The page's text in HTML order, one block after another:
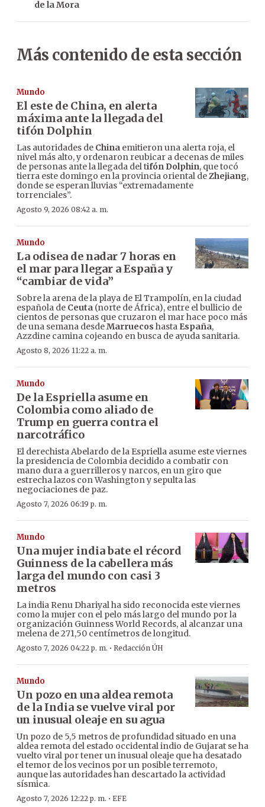
de la Mora
Más contenido de esta sección
Mundo
El este de China, en alerta
máxima ante la llegada del
tifón Dolphin
Las autoridades de China emitieron una alerta roja, el
nivel más alto, y ordenaron reubicar a decenas de miles
de personas ante la llegada del tifón Dolphin, que tocó
tierra este domingo en la provincia oriental deZhejiang,
donde se esperan lluvias “extremadamente
torrenciales”.
Agosto 9, 2026 08:42 a. m.
Mundo
La odisea de nadar 7 horas en
el mar para llegar a España y
“cambiar de vida”
Sobre la arena de la playa de El Trampolín, en la ciudad
española de Ceuta (norte de África), entre el bullicio de
cientos de personas que cruzaron el mar hace poco más
de una semana desdeMarruecos hasta España,
Azzdine camina cojeando en busca de ayuda sanitaria.
Agosto 8, 2026 11:22 a. m.
Mundo
De la Espriella asume en
Colombia como aliado de
Trump en guerra contra el
narcotráfico
El derechista Abelardo de la Espriella asume este viernes
la presidencia de Colombia decidido a combatir con
mano dura a guerrilleros y narcos, en un giro que
estrecha lazos con Washington y sepulta las
negociaciones de paz.
Agosto 7, 2026 06:19 p. m.
Mundo
Una mujer india bate el récord
Guinness de la cabellera más
larga del mundo con casi 3
metros
La india Renu Dhariyal ha sido reconocida este viernes
como la mujer con el pelo más largo del mundo por la
organización Guinness World Records, al alcanzar una
melena de 271,50 centímetros de longitud.
Agosto 7, 2026 04:22 p. m. · Redacción ÚH
Mundo
Un pozo en una aldea remota
de la India se vuelve viral por
un inusual oleaje en su agua
Un pozo de 5,5 metros de profundidad situado en una
aldea remota del estado occidental indio de Gujarat se ha
vuelto viral por tener un inusual oleaje que ha desatado
el temor de los vecinos por un posible terremoto,
aunque las autoridades han descartado la actividad
sísmica.
Agosto 7, 2026 12:22 p. m. · EFE